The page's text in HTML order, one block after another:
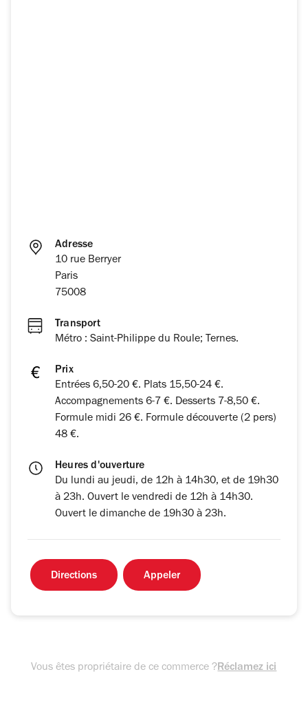
Adresse
10 rue Berryer
Paris
75008
Transport
Métro : Saint-Philippe du Roule; Ternes.
Prix
Entrées 6,50-20 €. Plats 15,50-24 €.
Accompagnements 6-7 €. Desserts 7-8,50 €.
Formule midi 26 €. Formule découverte (2 pers)
48 €.
Heures d'ouverture
Du lundi au jeudi, de 12h à 14h30, et de 19h30
à 23h. Ouvert le vendredi de 12h à 14h30.
Ouvert le dimanche de 19h30 à 23h.
Directions Appeler
Vous êtes propriétaire de ce commerce ?Réclamez ici